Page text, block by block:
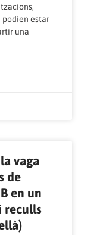
podien estar
una
vaga
de
en un
reculls